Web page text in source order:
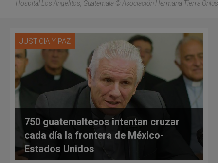
Hospital Los Ángelitos, Guatemala © Asociación Hermana Tierra Onlus
JUSTICIA Y PAZ
750 guatemaltecos intentan cruzar
cada día la frontera de México-
Estados Unidos